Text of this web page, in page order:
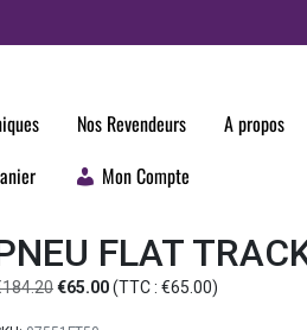
Nos Revendeurs A propos
Mon Compte
FLAT
184.20€65.00(TTC : €65.00)